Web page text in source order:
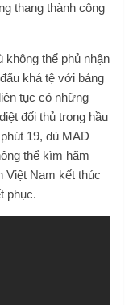
thang thành công
không thể phủ nhận
khá tệ với bảng
tục có những
đối thủ trong hầu
19, dù MAD
thể kìm hãm
Việt Nam kết thúc
phục.